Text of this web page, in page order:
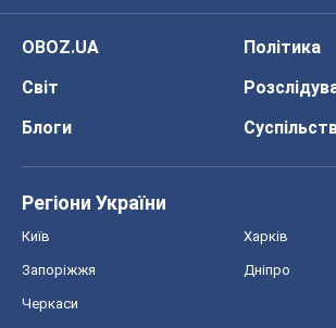
OBOZ.UA
Політика
Світ
Блоги
Регіони України
Київ Харків
Запоріжжя Дніпро
Черкаси